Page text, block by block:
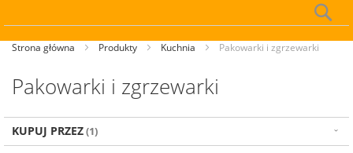
Strona główna Produkty Kuchnia Pakowarki i zgrzewarki
Pakowarki i zgrzewarki
KUPUJ PRZEZ